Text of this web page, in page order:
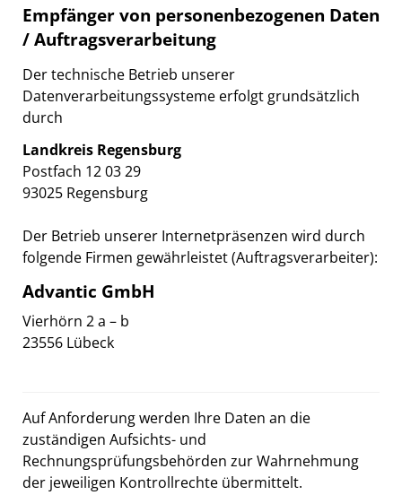
Empfänger von personenbezogenen Daten
/ Auftragsverarbeitung
Der technische Betrieb unserer
Datenverarbeitungssysteme erfolgt grundsätzlich
durch
Landkreis Regensburg
Postfach 12 03 29
93025 Regensburg
Der Betrieb unserer Internetpräsenzen wird durch
folgende Firmen gewährleistet (Auftragsverarbeiter):
Advantic GmbH
Vierhörn 2 a – b
23556 Lübeck
Auf Anforderung werden Ihre Daten an die
zuständigen Aufsichts- und
Rechnungsprüfungsbehörden zur Wahrnehmung
der jeweiligen Kontrollrechte übermittelt.